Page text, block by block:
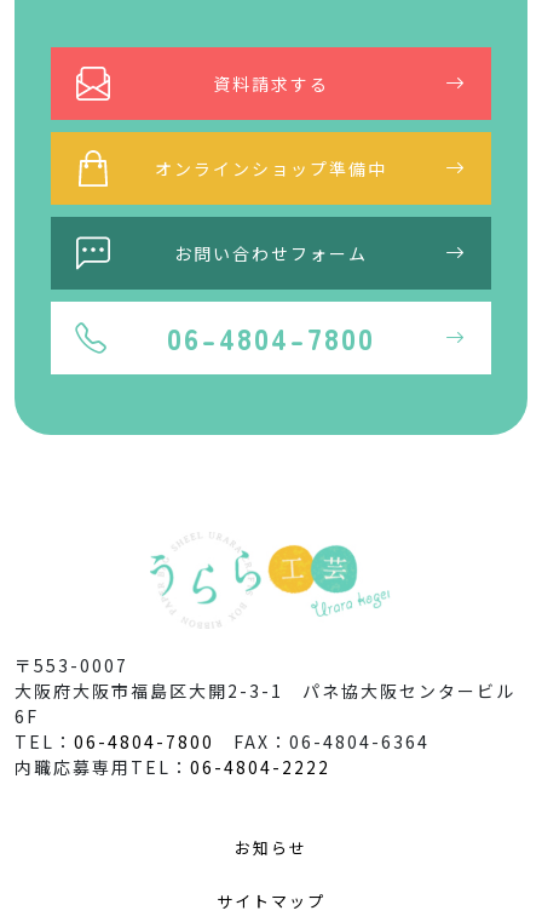
資料請求する
オンラインショップ準備中
お問い合わせフォーム
06-4804-7800
〒553-0007
大阪府大阪市福島区大開2-3-1 パネ協大阪センタービル
6F
TEL： 06-4804-7800
FAX：06-4804-6364
内職応募専用TEL： 06-4804-2222
お知らせ
サイトマップ